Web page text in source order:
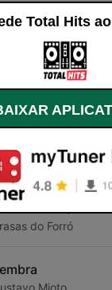
Rede Total Hits:
(Ao
Menotti &
do Forró
Mioto
Total Hits